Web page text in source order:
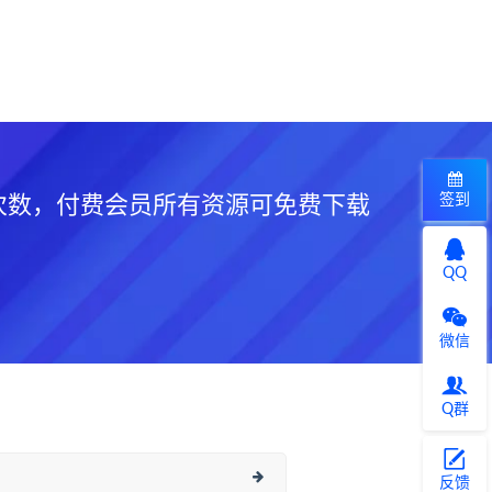
，付费会员所有资源可免费下载 签到
QQ
微信
Q群
反馈